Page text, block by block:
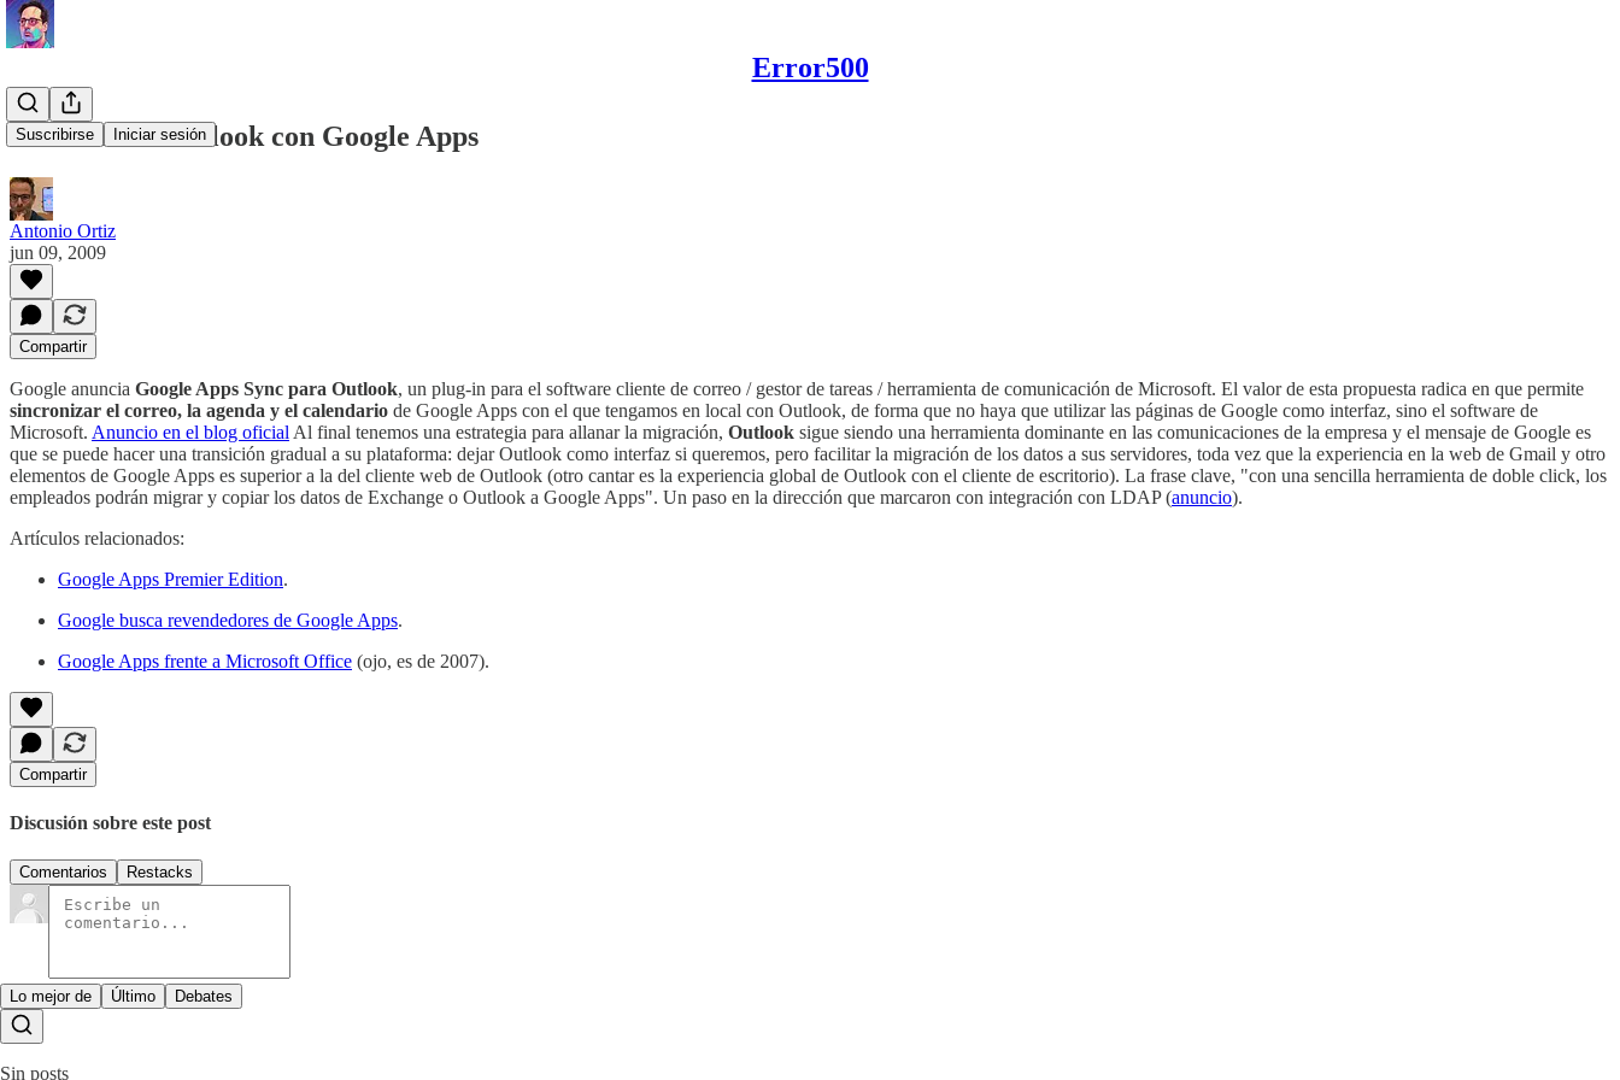
Error500
Suscribirse Iniciar sesión
Sincronizar Outlook con Google Apps
Antonio Ortiz
jun 09, 2009
Compartir
Google anuncia Google Apps Sync para Outlook, un plug-in para el software cliente de correo / gestor de tareas / herramienta de comunicación de Microsoft. El valor de esta propuesta radica en que permite
sincronizar el correo, la agenda y el calendario de Google Apps con el que tengamos en local con Outlook, de forma que no haya que utilizar las páginas de Google como interfaz, sino el software de
Microsoft. Anuncio en el blog oficial Al final tenemos una estrategia para allanar la migración, Outlook sigue siendo una herramienta dominante en las comunicaciones de la empresa y el mensaje de Google es
que se puede hacer una transición gradual a su plataforma: dejar Outlook como interfaz si queremos, pero facilitar la migración de los datos a sus servidores, toda vez que la experiencia en la web de Gmail y otro
elementos de Google Apps es superior a la del cliente web de Outlook (otro cantar es la experiencia global de Outlook con el cliente de escritorio). La frase clave, "con una sencilla herramienta de doble click, los
empleados podrán migrar y copiar los datos de Exchange o Outlook a Google Apps". Un paso en la dirección que marcaron con integración con LDAP (anuncio).
Artículos relacionados:
Google Apps Premier Edition.
Google busca revendedores de Google Apps.
Google Apps frente a Microsoft Office (ojo, es de 2007).
Compartir
Discusión sobre este post
Comentarios Restacks
Lo mejor de Último Debates
Sin posts